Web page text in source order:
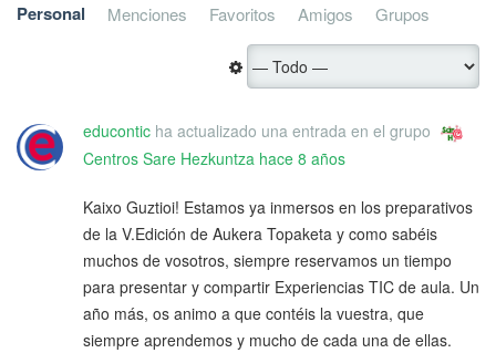
Personal Menciones Favoritos Amigos Grupos
educontic ha actualizado una entrada en el grupo
Centros Sare Hezkuntza hace 8 años
Kaixo Guztioi! Estamos ya inmersos en los preparativos
de la V.Edición de Aukera Topaketa y como sabéis
muchos de vosotros, siempre reservamos un tiempo
para presentar y compartir Experiencias TIC de aula. Un
año más, os animo a que contéis la vuestra, que
siempre aprendemos y mucho de cada una de ellas.